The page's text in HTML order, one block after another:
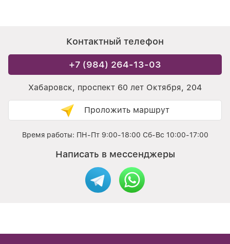
Контактный телефон
+7 (984) 264-13-03
Хабаровск, проспект 60 лет Октября, 204
Проложить маршрут
Время работы: ПН-Пт 9:00-18:00 Сб-Вс 10:00-17:00
Написать в мессенджеры